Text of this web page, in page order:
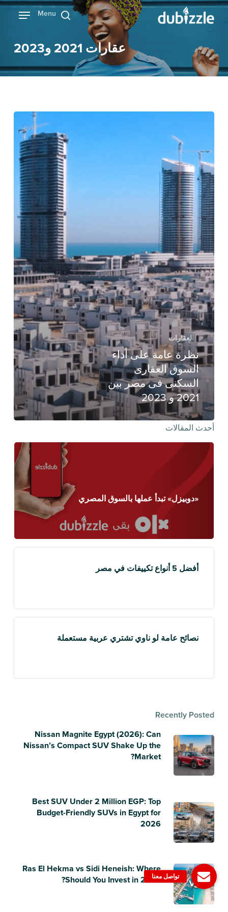
Skip
content
بحث
Menu
عقارات 2021 و2023
العقارات
نظرة عامة على أداء
السوق العقارى
السكنى فى مصر بين
2021 و 2023
أحدث المقالات
«دوبيزل» تبدأ عملها بالسوق المصري
أفضل 5 أنواع تكييفات في مصر
نصائح عامة لو ناوي تشتري عربية مستعملة
Recently Posted
Nissan Magnite Egypt (2026): Can
Nissan’s Compact SUV Shake Up the
Market?
Best SUV Under 2 Million EGP: Top
Budget-Friendly SUVs in Egypt for
2026
Ras El Hekma vs Sidi Heneish: Where
Should You Invest in 2026?